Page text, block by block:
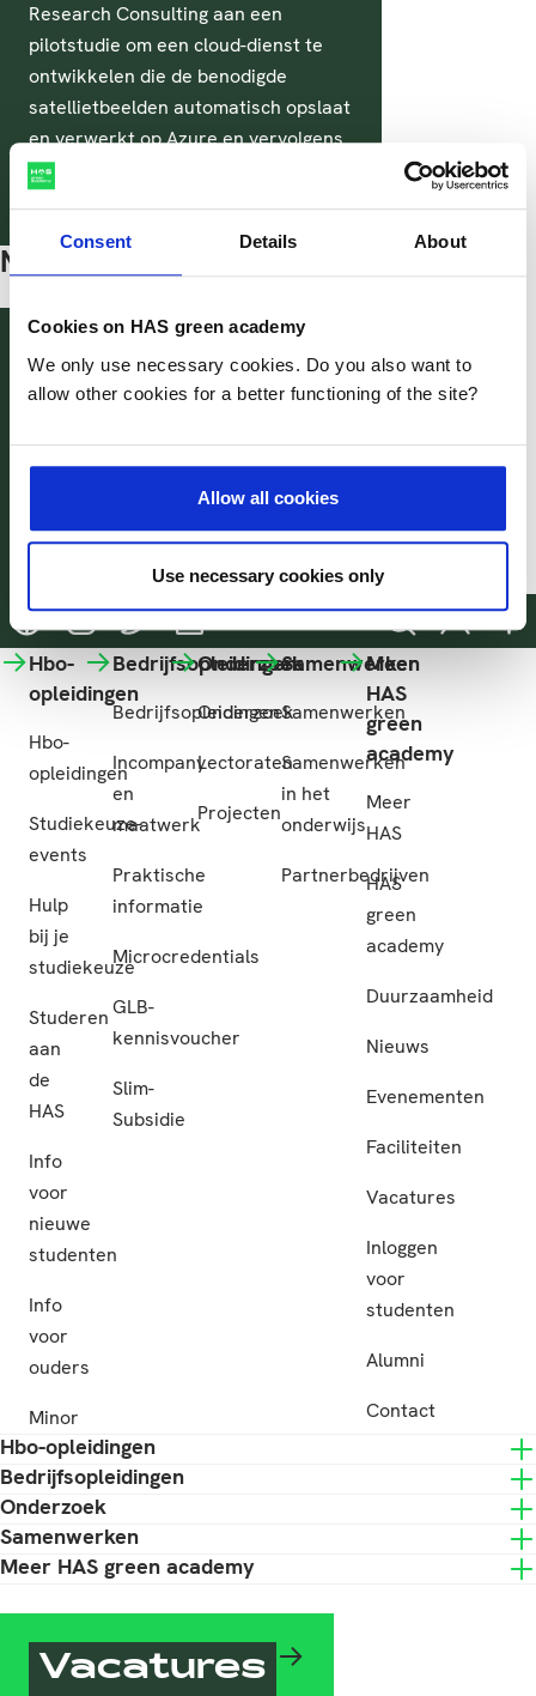
Consent Details About
Cookies on HAS green academy
We only use necessary cookies. Do you also want to
allow other cookies for a better functioning of the site?
Allow all cookies
Use necessary cookies only
Research Consulting aan een
pilotstudie om een cloud-dienst te
ontwikkelen die de benodigde
satellietbeelden automatisch opslaat
en verwerkt op Azure en vervolgens
gebruikt als input voor ruimtelijke
Neem contact op
Lector Innovatieve Biomonitoring
Linkedin
Linkedin
Deel deze pagina
@HASgreenacademy
@HASgreenacademy
@greenacademyHAS
@HASgreenacademy ZoekenInloggen
Hbo-
opleidingen
Hbo-
opleidingen
Studiekeuze-
events
Hulp
bij je
studiekeuze
Studeren
aan
de
HAS
Info
voor
nieuwe
studenten
Info
voor
ouders
Minor
Bedrijfsopleidingen
Bedrijfsopleidingen
Incompany
en
maatwerk
Praktische
informatie
Microcredentials
GLB-
kennisvoucher
Slim-
Subsidie
Onderzoek
Onderzoek
Lectoraten
Projecten
Samenwerken
Samenwerken
Samenwerken
in het
onderwijs
Partnerbedrijven
Meer
HAS
green
academy
Meer
HAS
HAS
green
academy
Duurzaamheid
Nieuws
Evenementen
Faciliteiten
Vacatures
Inloggen
voor
studenten
Alumni
Contact
Hbo-opleidingen
Bedrijfsopleidingen
Onderzoek
Samenwerken
Meer HAS green academy
Vacatures